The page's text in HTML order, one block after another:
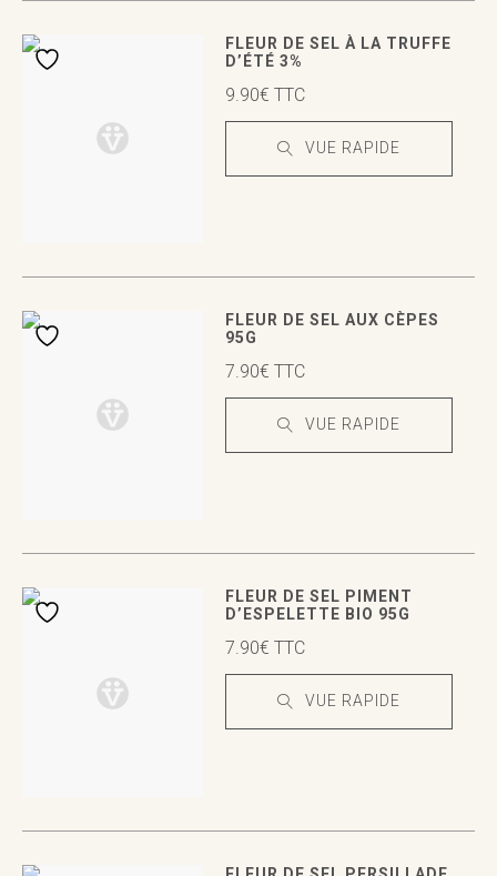
FLEUR DE SEL À LA TRUFFE
D’ÉTÉ 3%
9.90€ TTC
VUE RAPIDE
FLEUR DE SEL AUX CÈPES
95G
7.90€ TTC
VUE RAPIDE
FLEUR DE SEL PIMENT
D’ESPELETTE BIO 95G
7.90€ TTC
VUE RAPIDE